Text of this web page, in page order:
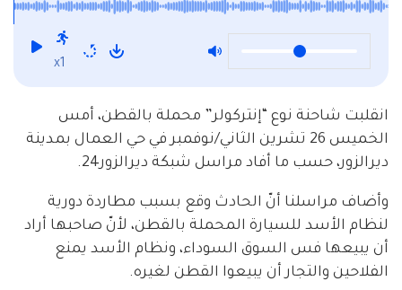
x1
انقلبت شاحنة نوع “إنتركولر” محملة بالقطن، أمس
الخميس 26 تشرين الثاني/نوفمبر في حي العمال بمدينة
ديرالزور، حسب ما أفاد مراسل شبكة ديرالزور24.
وأضاف مراسلنا أنّ الحادث وقع بسبب مطاردة دورية
لنظام الأسد للسيارة المحملة بالقطن، لأنّ صاحبها أراد
أن يبيعها فس السوق السوداء، ونظام الأسد يمنع
الفلاحين والتجار أن يبيعوا القطن لغيره.